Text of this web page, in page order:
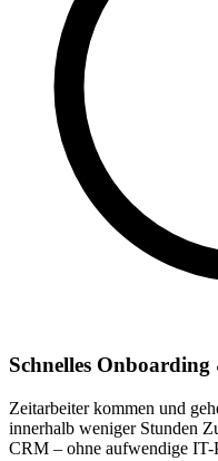
Schnelles
Zeitarbeiter kommen und
innerhalb weniger Stunden
CRM – ohne aufwendige IT-